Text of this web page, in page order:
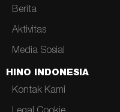
Berita
Aktivitas
Media Sosial
HINO INDONESIA
Kontak Kami